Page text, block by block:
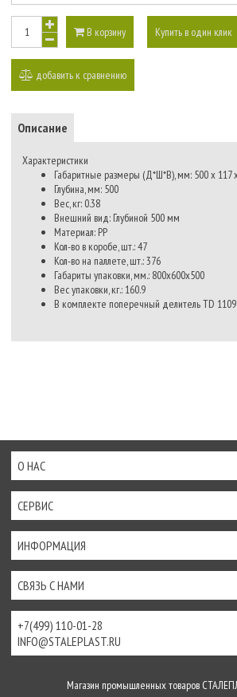
В корзину Купить в один клик
добавить к сравнению
Описание
Характеристики
Габаритные размеры (Д*Ш*В), мм: 500 x 117
Глубина, мм: 500
Вес, кг: 0.38
Внешний вид: Глубиной 500 мм
Материал: PP
Кол-во в коробе, шт.:47
Кол-во на паллете, шт.:376
Габариты упаковки, мм.: 800х600х500
Вес упаковки, кг.: 160.9
В комплекте поперечный делитель TD
О НАС
СЕРВИС
ИНФОРМАЦИЯ
СВЯЗЬ С НАМИ
+7(499) 110-01-28
INFO@STALEPLAST.RU
Магазин промышленных товаров